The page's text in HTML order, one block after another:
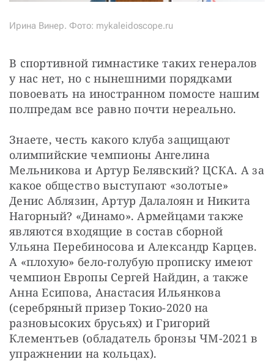
Ирина Винер. Фото: mykaleidoscope.ru
В спортивной гимнастике таких генералов
у нас нет, но с нынешними порядками
повоевать на иностранном помосте нашим
полпредам все равно почти нереально.
Знаете, честь какого клуба защищают
олимпийские чемпионы Ангелина
Мельникова и Артур Белявский? ЦСКА. А за
какое общество выступают «золотые»
Денис Аблязин, Артур Далалоян и Никита
Нагорный? «Динамо». Армейцами также
являются входящие в состав сборной
Ульяна Перебиносова и Александр Карцев.
А «плохую» бело-голубую прописку имеют
чемпион Европы Сергей Найдин, а также
Анна Есипова, Анастасия Ильянкова
(серебряный призер Токио-2020 на
разновысоких брусьях) и Григорий
Клементьев (обладатель бронзы ЧМ-2021 в
упражнении на кольцах).